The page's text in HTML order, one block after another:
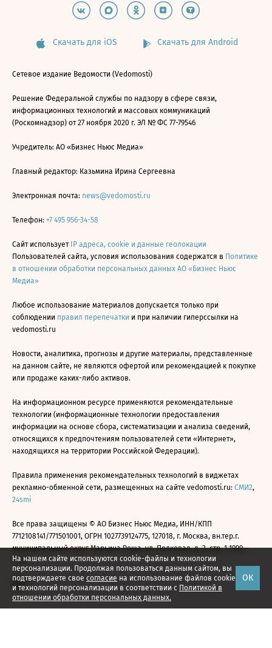
На нашем сайте используются cookie-файлы и технологии
персонализации. Продолжая пользоваться данным сайтом, вы
подтверждаете свое согласие на использование файлов cookie
и технологий персонализации в соответствии с Политикой в
отношении обработки персональных данных.
ОК
Скачать для iOS Скачать для Android
Сетевое издание Ведомости (Vedomosti)
Решение Федеральной службы по надзору в сфере связи,
информационных технологий и массовых коммуникаций
(Роскомнадзор) от 27 ноября 2020 г. ЭЛ № ФС 77-79546
Учредитель: АО «Бизнес Ньюс Медиа»
Главный редактор: Казьмина Ирина Сергеевна
Электронная почта: news@vedomosti.ru
Телефон: +7 495 956-34-58
Сайт использует IP адреса, cookie и данные геолокации
Пользователей сайта, условия использования содержатся в Политике
в отношении обработки персональных данных АО «Бизнес Ньюс
Медиа»
Любое использование материалов допускается только при
соблюдении правил перепечатки и при наличии гиперссылки на
vedomosti.ru
Новости, аналитика, прогнозы и другие материалы, представленные
на данном сайте, не являются офертой или рекомендацией к покупке
или продаже каких-либо активов.
На информационном ресурсе применяются рекомендательные
технологии (информационные технологии предоставления
информации на основе сбора, систематизации и анализа сведений,
относящихся к предпочтениям пользователей сети «Интернет»,
находящихся на территории Российской Федерации).
Правила применения рекомендательных технологий в виджетах
рекламно-обменной сети, размещенных на сайте vedomosti.ru: СМИ2,
24smi
Все права защищены © АО Бизнес Ньюс Медиа, ИНН/КПП
7712108141/771501001, ОГРН 1027739124775, 127018, г. Москва, вн.тер.г.
муниципальный округ Марьина Роща, ул. Полковая, д. 3, стр. 1 1999—
2026